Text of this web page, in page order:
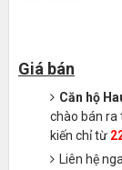
Giá bán
Căn hộ
chào bán ra
kiến chỉ từ
Liên hệ